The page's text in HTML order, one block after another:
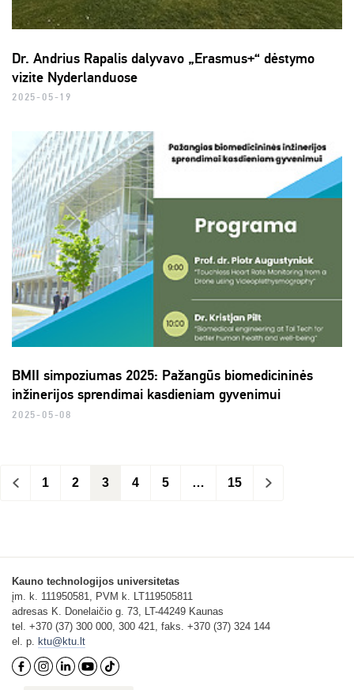
Dr. Andrius Rapalis dalyvavo „Erasmus+“ dėstymo
vizite Nyderlanduose
2025-05-19
BMII simpoziumas 2025: Pažangūs biomedicininės
inžinerijos sprendimai kasdieniam gyvenimui
2025-05-08
< 1 2 3 4 5 … 15 >
Kauno technologijos universitetas
įm. k. 111950581, PVM k. LT119505811
adresas K. Donelaičio g. 73, LT-44249 Kaunas
tel. +370 (37) 300 000, 300 421, faks. +370 (37) 324 144
el. p. ktu@ktu.lt